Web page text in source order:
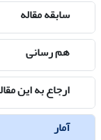
سابقه مقاله
هم رسانی
ارجاع به این
آمار